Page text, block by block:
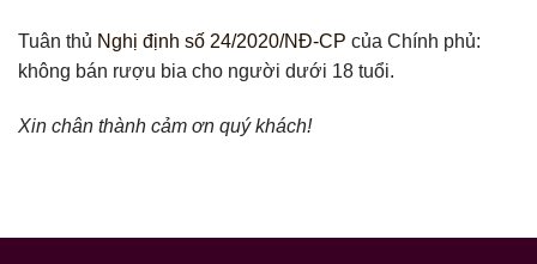
Tuân thủ Nghị định số 24/2020/NĐ-CP của Chính phủ:
không bán rượu bia cho người dưới 18 tuổi.
Xin chân thành cảm ơn quý khách!